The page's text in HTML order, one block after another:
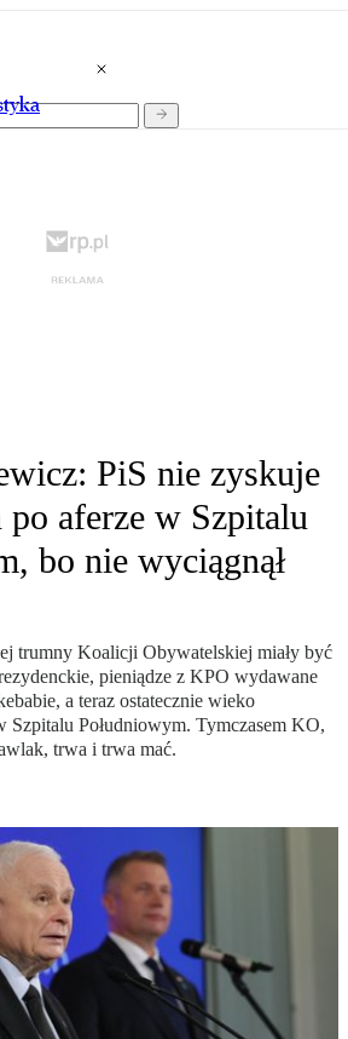
PiS nie zyskuje
po aferze w Szpitalu
bo nie wyciągnął
trumny Koalicji Obywatelskiej miały być
pieniądze z KPO wydawane
a teraz ostatecznie wieko
Szpitalu Południowym. Tymczasem KO,
trwa i trwa mać.